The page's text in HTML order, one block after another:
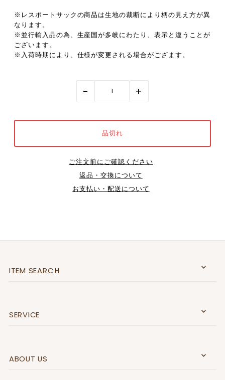
※レスポートサックの商品は生地の裁断により柄の見え方が異
なります。
※並行輸入品の為、生産国が多岐にわたり、表示と違うことが
ございます。
※入荷時期により、仕様が変更される場合がござます。
- +
ご注文前にご確認ください
返品・交換について
お支払い・配送について
ITEM SEARCＨ
SERVICE
ABOUT US